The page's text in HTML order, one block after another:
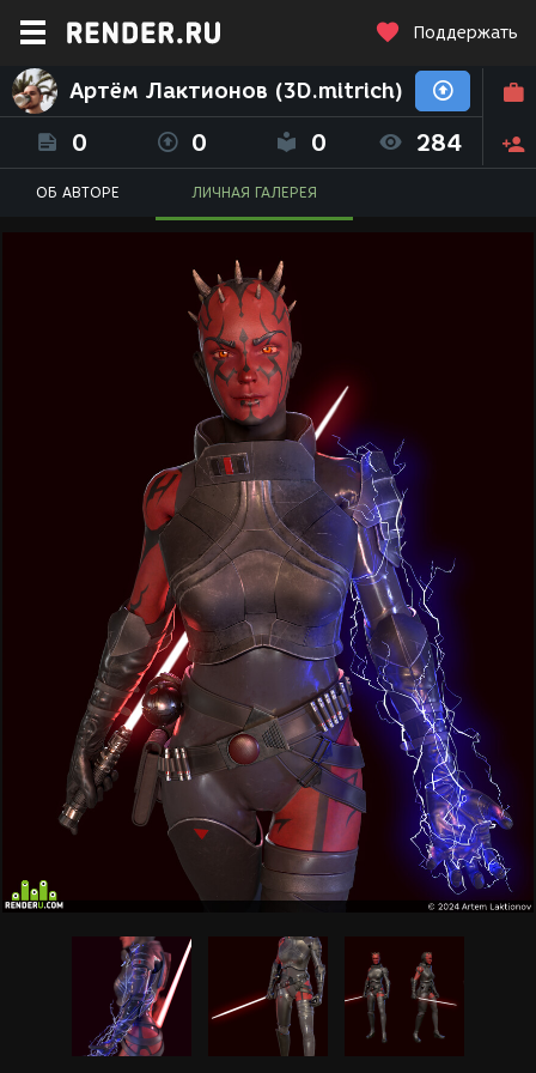
Поддержать
Артём Лактионов (3D.mitrich)
0 0 0 284
ОБ АВТОРЕ ЛИЧНАЯ ГАЛЕРЕЯ